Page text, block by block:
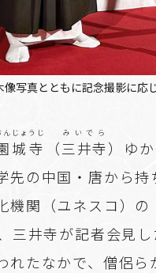
写真とともに記念撮影に応
城寺
んじょうじ
（三井寺
みいでら
）ゆ
先の中国・唐から
機関（ユネスコ）
三井寺が記者会見
れたなかで、僧侶